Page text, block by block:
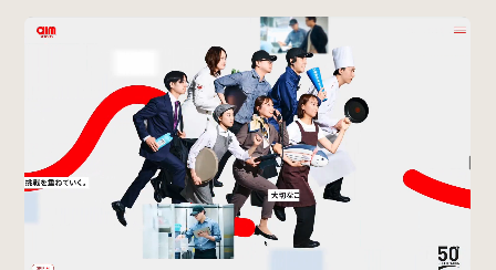
Special
Events
そのほか